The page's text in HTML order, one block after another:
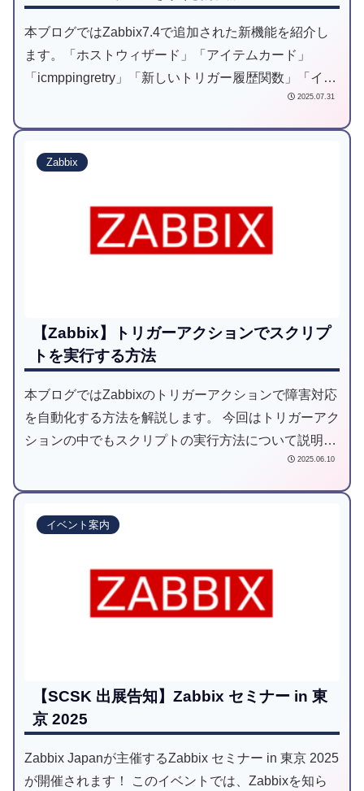
本ブログではZabbix7.4で追加された新機能を紹介し
ます。「ホストウィザード」「アイテムカード」
「icmppingretry」「新しいトリガー履歴関数」「イン
ラインフォームバリデーション」「ホストのプロトタ
2025.07.31
Zabbix
【Zabbix】トリガーアクションでスクリプ
トを実行する方法
本ブログではZabbixのトリガーアクションで障害対応
を自動化する方法を解説します。 今回はトリガーアク
ションの中でもスクリプトの実行方法について説明し
2025.06.10
イベント案内
【SCSK 出展告知】Zabbix セミナー in 東
京 2025
Zabbix Japanが主催するZabbix セミナー in 東京 2025
が開催されます！ このイベントでは、Zabbixを知ら